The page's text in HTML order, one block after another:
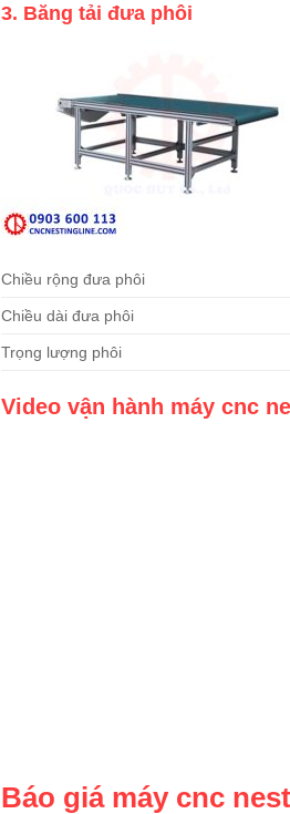
3. Băng tải đưa phôi
Chiều rộng đưa phôi
Chiều dài đưa phôi
Trọng lượng phôi
Video vận hành máy cnc
Báo giá máy cnc